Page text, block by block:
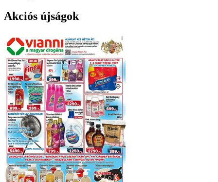
Akciós újságok